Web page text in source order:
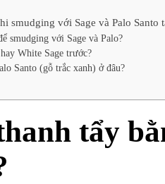
smudging với Sage và Palo
smudging với Sage và Palo?
White Sage trước?
Santo (gỗ trắc xanh) ở đâu?
tẩy